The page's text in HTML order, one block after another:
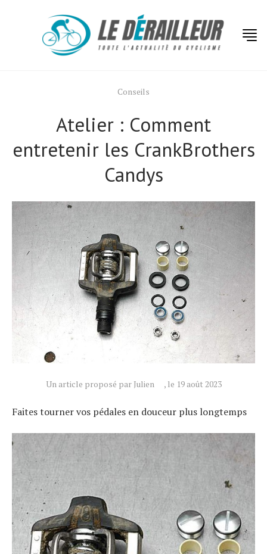
Conseils
Atelier : Comment
entretenir les CrankBrothers
Candys
Un article proposé par Julien , le 19 août 2023
Faites tourner vos pédales en douceur plus longtemps